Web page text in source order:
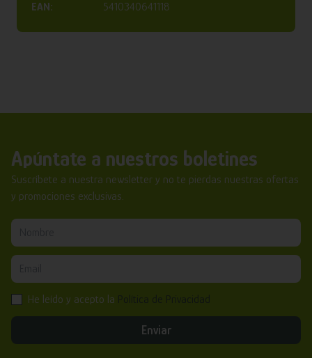
EAN: 5410340641118
Apúntate a nuestros boletines
Suscríbete a nuestra newsletter y no te pierdas nuestras ofertas
y promociones exclusivas.
He leído y acepto la
Enviar